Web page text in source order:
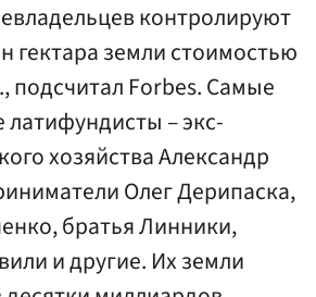
контролируют
гектара земли стоимостью
подсчитал Forbes. Самые
латифундисты – экс-
хозяйства Александр
Олег Дерипаска,
братья Линники,
и другие. Их земли